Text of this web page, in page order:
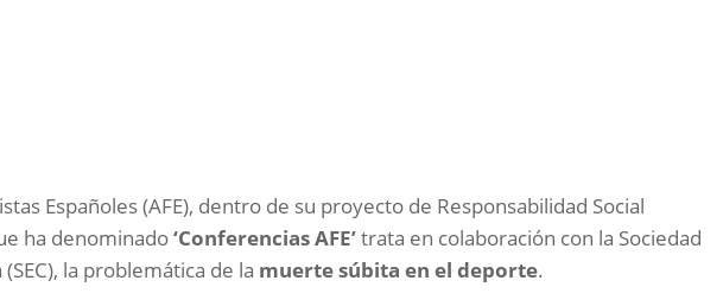
Españoles (AFE), dentro de su proyecto de Responsabilidad Social
ha denominado‘Conferencias AFE’trata en colaboración con la Sociedad
la problemática de la muerte súbita en el deporte.